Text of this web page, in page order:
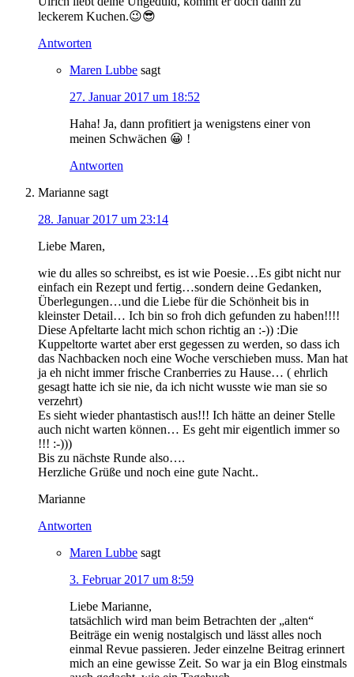
leckerem Kuchen.😉😎
Antworten
Maren Lubbe sagt
27. Januar 2017 um 18:52
Haha! Ja, dann profitiert ja wenigstens einer von
meinen Schwächen 😀 !
Antworten
Marianne sagt
28. Januar 2017 um 23:14
Liebe Maren,
wie du alles so schreibst, es ist wie Poesie…Es gibt nicht nur
einfach ein Rezept und fertig…sondern deine Gedanken,
Überlegungen…und die Liebe für die Schönheit bis in
kleinster Detail… Ich bin so froh dich gefunden zu haben!!!!
Diese Apfeltarte lacht mich schon richtig an :-)) :Die
Kuppeltorte wartet aber erst gegessen zu werden, so dass ich
das Nachbacken noch eine Woche verschieben muss. Man hat
ja eh nicht immer frische Cranberries zu Hause… ( ehrlich
gesagt hatte ich sie nie, da ich nicht wusste wie man sie so
verzehrt)
Es sieht wieder phantastisch aus!!! Ich hätte an deiner Stelle
auch nicht warten können… Es geht mir eigentlich immer so
!!! :-)))
Bis zu nächste Runde also….
Herzliche Grüße und noch eine gute Nacht..
Marianne
Antworten
Maren Lubbe sagt
3. Februar 2017 um 8:59
Liebe Marianne,
tatsächlich wird man beim Betrachten der „alten“
Beiträge ein wenig nostalgisch und lässt alles noch
einmal Revue passieren. Jeder einzelne Beitrag erinnert
mich an eine gewisse Zeit. So war ja ein Blog einstmals